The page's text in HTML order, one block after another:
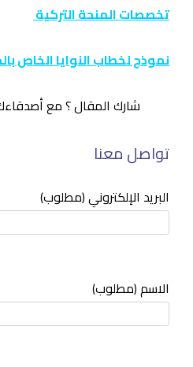
تخصصات المنحة التركية
نموذج لخطاب النوايا الخاص
شارك المقال ؟ مع
تواصل معنا
البريد الإلكتروني (مطلوب)
الاسم (مطلوب)